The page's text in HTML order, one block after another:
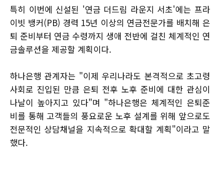
특히 이번에 신설된 '연금 더드림 라운지 서초'에는 프라
이빗 뱅커(PB) 경력 15년 이상의 연금전문가를 배치해 은
퇴 준비부터 연금 수령까지 생애 전반에 걸친 체계적인 연
금솔루션을 제공할 계획이다.
하나은행 관계자는 "이제 우리나라도 본격적으로 초고령
사회로 진입된 만큼 은퇴 전후 노후 준비에 대한 관심이
나날이 높아지고 있다"며 "하나은행은 체계적인 은퇴준
비를 통해 고객들의 풍요로운 노후 설계를 위해 앞으로도
전문적인 상담채널을 지속적으로 확대할 계획"이라고 말
했다.